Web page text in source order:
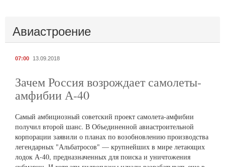
Авиастроение
07:00 13.09.2018
Зачем Россия возрождает самолеты-
амфибии А-40
Самый амбициозный советский проект самолета-амфибии
получил второй шанс. В Объединенной авиастроительной
корпорации заявили о планах по возобновлению производства
легендарных "Альбатросов" — крупнейших в мире летающих
лодок А-40, предназначенных для поиска и уничтожения